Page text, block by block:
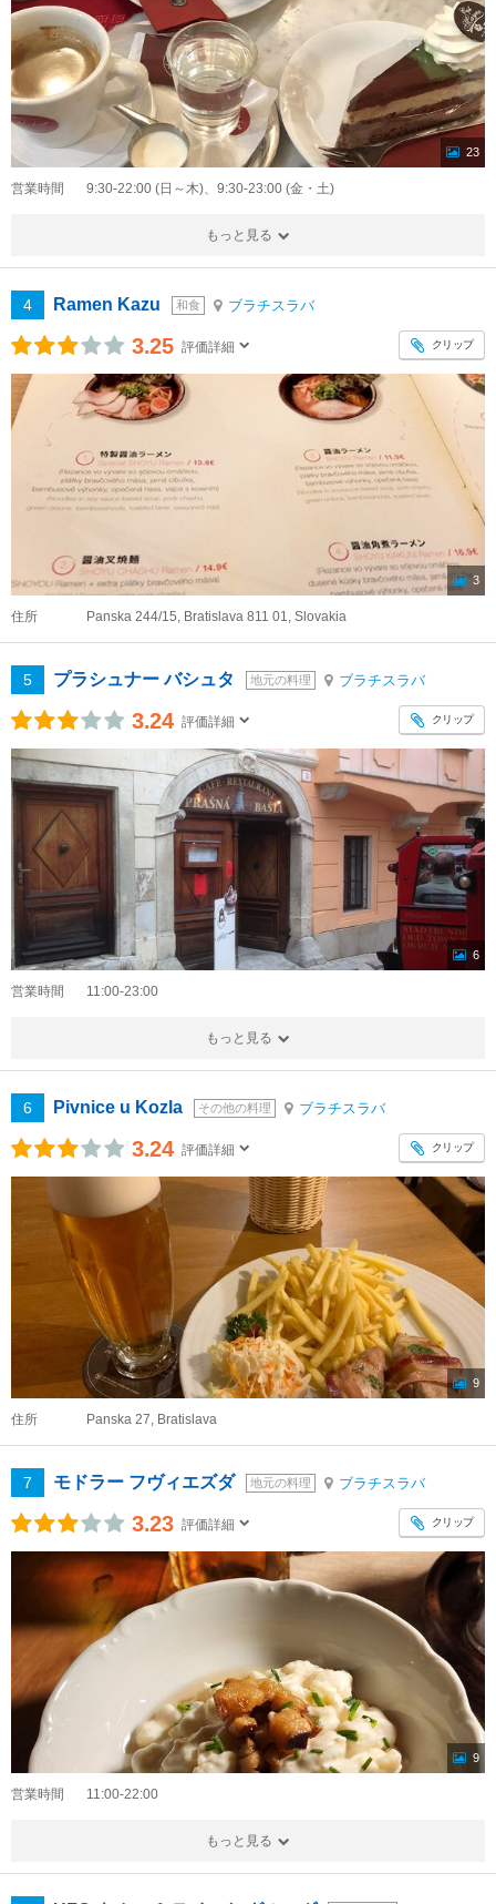
23
営業時間 9:30-22:00 (日～木)、9:30-23:00 (金・土)
もっと見る
4 Ramen Kazu 和食 ブラチスラバ
3.25 評価詳細 クリップ
3
住所 Panska 244/15, Bratislava 811 01, Slovakia
5 プラシュナー バシュタ 地元の料理 ブラチスラバ
3.24 評価詳細 クリップ
6
営業時間 11:00-23:00
もっと見る
6 Pivnice u Kozla その他の料理 ブラチスラバ
3.24 評価詳細 クリップ
9
住所 Panska 27, Bratislava
7 モドラー フヴィエズダ 地元の料理 ブラチスラバ
3.23 評価詳細 クリップ
9
営業時間 11:00-22:00
もっと見る